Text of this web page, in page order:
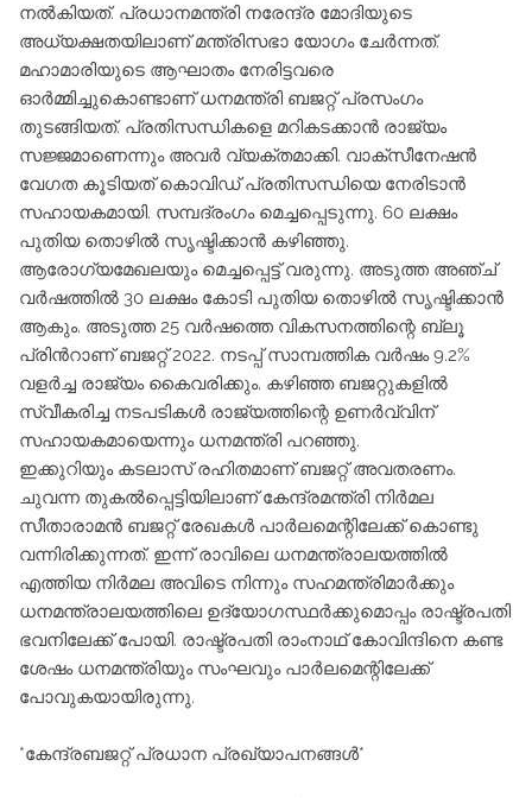
നല്‍കിയത്. പ്രധാനമന്ത്രി നരേന്ദ്ര മോദിയുടെ
അധ്യക്ഷതയിലാണ് മന്ത്രിസഭാ യോഗം ചേര്‍ന്നത്.
മഹാമാരിയുടെ ആഘാതം നേരിട്ടവരെ
ഓര്‍മ്മിച്ചുകൊണ്ടാണ് ധനമന്ത്രി ബജറ്റ് പ്രസംഗം
തുടങ്ങിയത്. പ്രതിസന്ധികളെ മറികടക്കാന്‍ രാജ്യം
സജ്ജമാണെന്നും അവര്‍ വ്യക്തമാക്കി. വാക്സീനേഷന്‍
വേഗത കൂടിയത് കൊവിഡ് പ്രതിസന്ധിയെ നേരിടാന്‍
സഹായകമായി. സമ്പദ്‌രംഗം മെച്ചപ്പെടുന്നു. 60 ലക്ഷം
പുതിയ തൊഴില്‍ സൃഷ്ടിക്കാന്‍ കഴിഞ്ഞു.
ആരോഗ്യമേഖലയും മെച്ചപ്പെട്ട് വരുന്നു. അടുത്ത അഞ്ച്
വര്‍ഷത്തില്‍ 30 ലക്ഷം കോടി പുതിയ തൊഴില്‍ സൃഷ്ടിക്കാന്‍
ആകും. അടുത്ത 25 വര്‍ഷത്തെ വികസനത്തിന്റെ ബ്ലൂ
പ്രിന്‍റാണ് ബജറ്റ് 2022. നടപ്പ് സാമ്പത്തിക വര്‍ഷം 9.2%
വളര്‍ച്ച രാജ്യം കൈവരിക്കും. കഴിഞ്ഞ ബജറ്റുകളില്‍
സ്വീകരിച്ച നടപടികള്‍ രാജ്യത്തിന്റെ ഉണര്‍വ്വിന്
സഹായകമായെന്നും ധനമന്ത്രി പറഞ്ഞു.
ഇക്കുറിയും കടലാസ് രഹിതമാണ് ബജറ്റ് അവതരണം.
ചുവന്ന തുകല്‍പ്പെട്ടിയിലാണ് കേന്ദ്രമന്ത്രി നിര്‍മല
സീതാരാമന്‍ ബജറ്റ് രേഖകള്‍ പാര്‍ലമെന്റിലേക്ക് കൊണ്ടു
വന്നിരിക്കുന്നത്. ഇന്ന് രാവിലെ ധനമന്ത്രാലയത്തില്‍
എത്തിയ നിര്‍മല അവിടെ നിന്നും സഹമന്ത്രിമാര്‍ക്കും
ധനമന്ത്രാലയത്തിലെ ഉദ്യോഗസ്ഥര്‍ക്കുമൊപ്പം രാഷ്ട്രപതി
ഭവനിലേക്ക് പോയി. രാഷ്ട്രപതി രാംനാഥ് കോവിന്ദിനെ കണ്ട
ശേഷം ധനമന്ത്രിയും സംഘവും പാര്‍ലമെന്റിലേക്ക്
പോവുകയായിരുന്നു.
*കേന്ദ്രബജറ്റ് പ്രധാന പ്രഖ്യാപനങ്ങള്‍*